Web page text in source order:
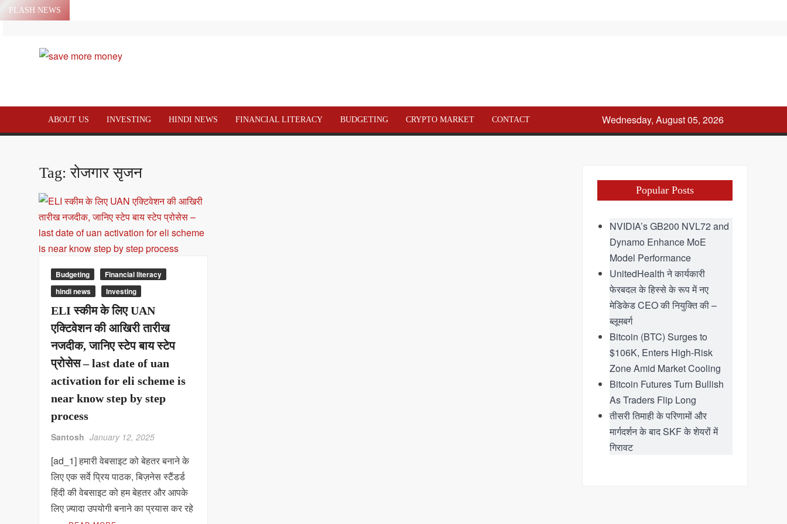
FLASH NEWS
trump tariff pause
FDA डेटाबेस में रेटिनल टियर केस सामने आने के बाद LENZ स्टॉक में गिरावट
JPMorgan के ’विपरीत’ अपग्रेड के बाद Clear Secure स्टॉक में उछाल
जिउज़ी होल्डिंग्स का शेयर 50% से अधिक गिरा शेयर ऑफरिंग की घोषणा के बाद
MORE
MONEY –
MONEY
RELATED
NEWS
ABOUT US INVESTING HINDI NEWS FINANCIAL LITERACY BUDGETING CRYPTO MARKET CONTACT Wednesday, August 05, 2026
Tag:रोजगार सृजन
Budgeting
Financial literacy
hindi news
Investing
ELI स्कीम के लिए UAN
एक्टिवेशन की आखिरी तारीख
नजदीक, जानिए स्टेप बाय स्टेप
प्रोसेस – last date of uan
activation for eli scheme is
near know step by step
process
Santosh January 12, 2025
[ad_1] हमारी वेबसाइट को बेहतर बनाने के
लिए एक सर्वे प्रिय पाठक, बिज़नेस स्टैंडर्ड
हिंदी की वेबसाइट को हम बेहतर और आपके
लिए ज़्यादा उपयोगी बनाने का प्रयास कर रहे
Popular Posts
NVIDIA’s GB200 NVL72 and
Dynamo Enhance MoE
Model Performance
UnitedHealth ने कार्यकारी
फेरबदल के हिस्से के रूप में नए
मेडिकेड CEO की नियुक्ति की –
ब्लूमबर्ग
Bitcoin (BTC) Surges to
$106K, Enters High-Risk
Zone Amid Market Cooling
Bitcoin Futures Turn Bullish
As Traders Flip Long
तीसरी तिमाही के परिणामों और
मार्गदर्शन के बाद SKF के शेयरों में
गिरावट